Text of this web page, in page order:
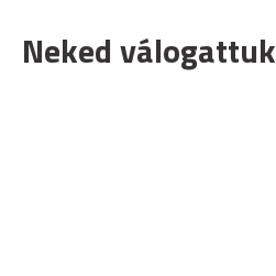
Neked válogattuk